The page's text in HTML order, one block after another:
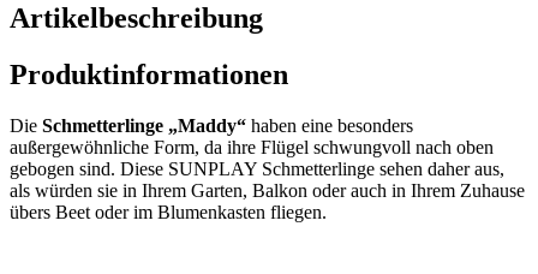
Artikelbeschreibung
Produktinformationen
Die Schmetterlinge „Maddy“ haben eine besonders
außergewöhnliche Form, da ihre Flügel schwungvoll nach oben
gebogen sind. Diese SUNPLAY Schmetterlinge sehen daher aus,
als würden sie in Ihrem Garten, Balkon oder auch in Ihrem Zuhause
übers Beet oder im Blumenkasten fliegen.